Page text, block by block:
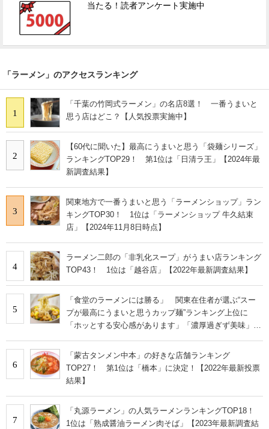
当たる！読者アンケート実施中
「ラーメン」のアクセスランキング
1
「千葉の竹岡式ラーメン」の名店8選！ 一番うまいと
思う店はどこ？【人気投票実施中】
2
【60代に聞いた】最高にうまいと思う「袋麺シリーズ」
ランキングTOP29！ 第1位は「日清ラ王」【2024年最
新調査結果】
3
関東地方で一番うまいと思う「ラーメンショップ」ラン
キングTOP30！ 1位は「ラーメンショップ 牛久結束
店」【2024年11月8日時点】
4
ラーメン二郎の「非乳化スープ」がうまい店ランキング
TOP43！ 1位は「越谷店」【2022年最新調査結果】
5
「食堂のラーメンには勝る」 関東在住者が選ぶ“スー
プが最高にうまいと思うカップ麺”ランキング上位に
「ホッとする安心感があります」「濃厚過ぎず美味」の
6
「蒙古タンメン中本」の好きな店舗ランキング
TOP27！ 第1位は「橋本」に決定！【2022年最新投票
結果】
7
「丸源ラーメン」の人気ラーメンランキングTOP18！
1位は「熟成醤油ラーメン肉そば」【2023年最新調査結